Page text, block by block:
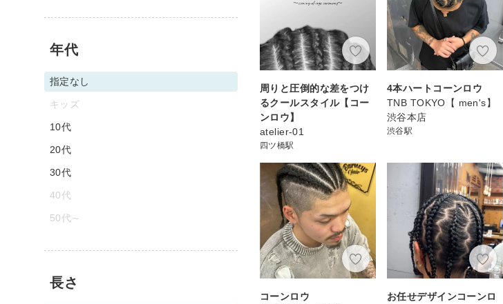
周りと圧倒的な差をつけ
るクールスタイル【コー
ンロウ】
atelier-01
四ツ橋駅
4本ハートコーンロウ
TNB TOKYO【 men's】
渋谷本店
渋谷駅
コーンロウ
お任せデザインコーンロ
年代
指定なし
キッズ
10代
20代
30代
40代
50代～
長さ